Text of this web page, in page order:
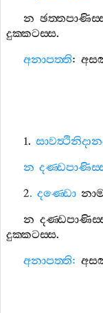
න
දුක‍්කටස‍්ස.
අනාපත‍්ති:
1.
න
2. දණ‍්ඩො
න
දුක‍්කටස‍්ස.
අනාපත‍්ති: